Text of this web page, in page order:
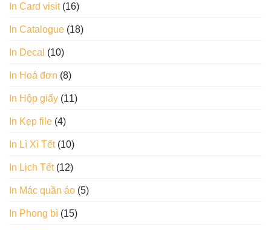
In Card visit(16)
In Catalogue (18)
In Decal (10)
In Hoá đơn (8)
In Hộp giấy (11)
In Kẹp file (4)
In Lì Xì Tết(10)
In Lịch Tết(12)
In Mác quần áo (5)
In Phong bì (15)